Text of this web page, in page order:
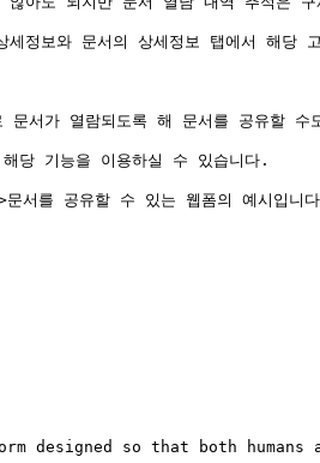
정보와 문서의 상세정보 탭에서 해당
서가 열람되도록 해 문서를 공유할 수
당 기능을 이용하실 수 있습니다.
유할 수 있는 웹폼의 예시입니다.
designed so that both